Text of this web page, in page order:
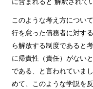
このような考え方につい
行を怠った債務者に対す
ら解放する制度であると
に帰責性（責任）がない
である、と言われていま
めて、このような学説を